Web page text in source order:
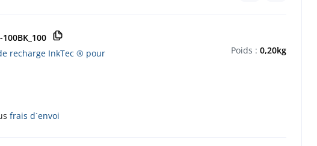
100BK_100
recharge InkTec ® pour
frais d`envoi
Poids : 0,20kg